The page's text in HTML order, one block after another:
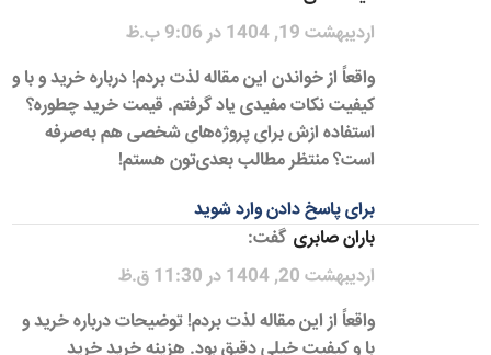
اردیبهشت 19, 1404 در 9:06 ب.ظ
واقعاً از خواندن این مقاله لذت بردم! درباره خرید و با و
کیفیت نکات مفیدی یاد گرفتم. قیمت خرید چطوره؟
استفاده ازش برای پروژه‌های شخصی هم به‌صرفه
است؟ منتظر مطالب بعدی‌تون هستم!
برای پاسخ دادن وارد شوید
باران صابری گفت:
اردیبهشت 20, 1404 در 11:30 ق.ظ
واقعاً از این مقاله لذت بردم! توضیحات درباره خرید و
با و کیفیت خیلی دقیق بود. هزینه خرید خرید